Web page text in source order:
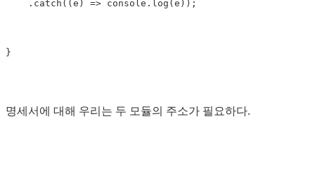
    .catch((e)
=> console.log(e));
}
명세서에 대해 우리는 두 모듈의 주소가 필요하다.